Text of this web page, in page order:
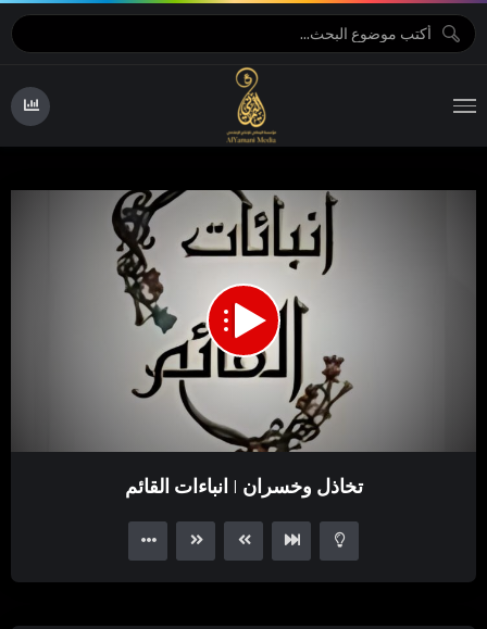
تخاذل وخسران | انباءات القائم